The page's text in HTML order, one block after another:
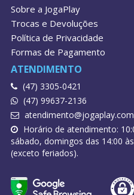
Sobre a JogaPlay
Trocas e Devoluções
Política de Privacidade
Formas de Pagamento
ATENDIMENTO
(47) 3305-0421
(47) 99637-2136
Horário de atendimento:
sábado, domingos das 14:00
(exceto feriados).